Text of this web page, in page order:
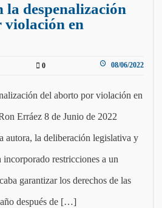
la despenalización
violación en
0 08/06/2022
del aborto por violación en
Erráez 8 de Junio de 2022
autora, la deliberación legislativa y
restricciones a un
garantizar los derechos de las
después de […]